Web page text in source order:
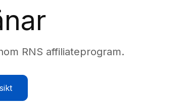
RNS affiliateprogram.